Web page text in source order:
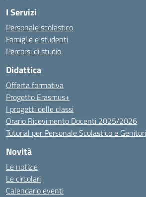
I Servizi
Personale scolastico
Famiglie e studenti
Percorsi di studio
Didattica
Offerta formativa
Progetto Erasmus+
I progetti delle classi
Orario Ricevimento Docenti 2025/2026
Tutorial per Personale Scolastico e Genitori
Novità
Le notizie
Le circolari
Calendario eventi